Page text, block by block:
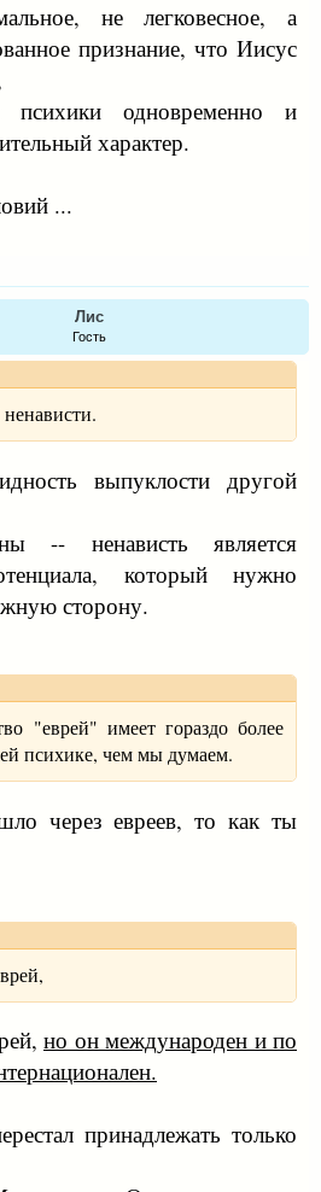
не легковесное, а
признание, что Иисус
одновременно и
характер.
...
Лис
Гость
выпуклости другой
-- ненависть является
который нужно
сторону.
"еврей" имеет гораздо более
психике, чем мы думаем.
через евреев, то как ты
но он международен и по
принадлежать только